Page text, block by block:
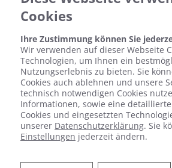
Cookies
Ihre Zustimmung können Sie
Wir verwenden auf dieser Webseite
Technologien, um Ihnen ein
Nutzungserlebnis zu bieten. Sie
Cookies auch ablehnen und unsere
technisch notwendigen Cookies
Informationen, sowie eine
Cookies und eingesetzten
unserer Datenschutzerklärung. Sie
Einstellungen jederzeit ändern.